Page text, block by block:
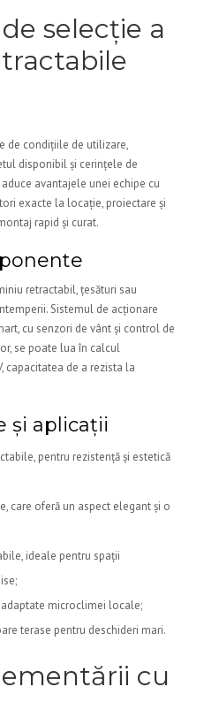
selecție a
de condițiile de utilizare,
disponibil și cerințele de
avantajele unei echipe cu
exacte la locație, proiectare și
rapid și curat.
retractabil, țesături sau
Sistemul de acționare
cu senzori de vânt și control de
se poate lua în calcul
capacitatea de a rezista la
și aplicații
pentru rezistență și estetică
care oferă un aspect elegant și o
ideale pentru spații
microclimei locale;
terase pentru deschideri mari.
cu